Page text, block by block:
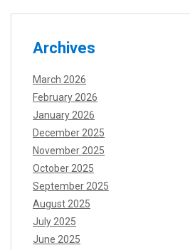
Archives
March 2026
February 2026
January 2026
December 2025
November 2025
October 2025
September 2025
August 2025
July 2025
June 2025